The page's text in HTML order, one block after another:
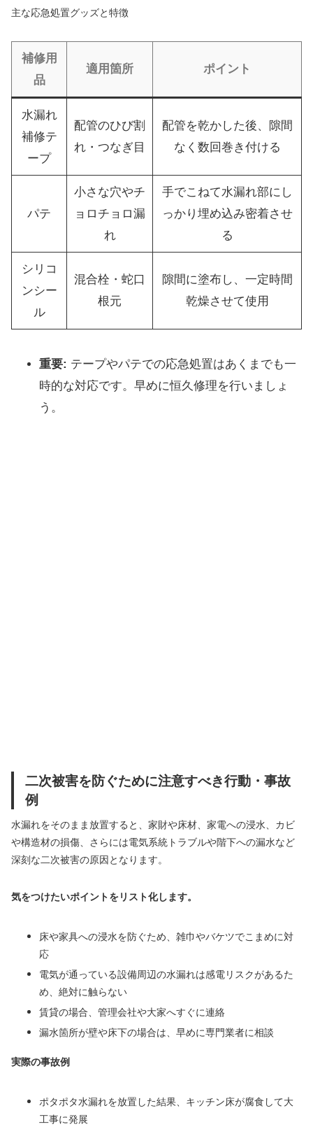
主な応急処置グッズと特徴
補修用
品
適用箇所 ポイント
水漏れ
補修テ
ープ
配管のひび割
れ・つなぎ目
配管を乾かした後、隙間
なく数回巻き付ける
パテ
小さな穴やチ
ョロチョロ漏
れ
手でこねて水漏れ部にし
っかり埋め込み密着させ
る
シリコ
ンシー
ル
混合栓・蛇口
根元
隙間に塗布し、一定時間
乾燥させて使用
重要: テープやパテでの応急処置はあくまでも一
時的な対応です。早めに恒久修理を行いましょ
う。
二次被害を防ぐために注意すべき行動・事故
例
水漏れをそのまま放置すると、家財や床材、家電への浸水、カビ
や構造材の損傷、さらには電気系統トラブルや階下への漏水など
深刻な二次被害の原因となります。
気をつけたいポイントをリスト化します。
床や家具への浸水を防ぐため、雑巾やバケツでこまめに対
応
電気が通っている設備周辺の水漏れは感電リスクがあるた
め、絶対に触らない
賃貸の場合、管理会社や大家へすぐに連絡
漏水箇所が壁や床下の場合は、早めに専門業者に相談
実際の事故例
ポタポタ水漏れを放置した結果、キッチン床が腐食して大
工事に発展